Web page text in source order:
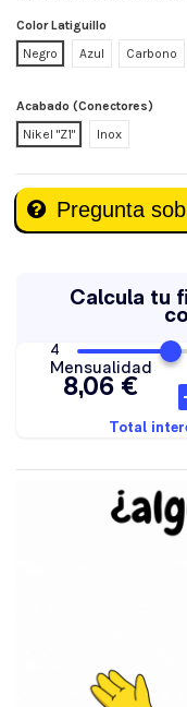
Color Latiguillo
Negro
Azul Carbono
Acabado (Conectores)
Nikel "Z1"
Inox
Pregunta